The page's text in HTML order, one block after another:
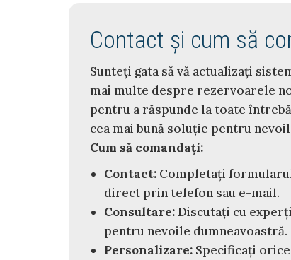
Contact și cum să
Sunteți gata să vă actualizați
mai multe despre rezervoarele
pentru a răspunde la toate
cea mai bună soluție pentru
Cum să comandați:
Contact: Completați
direct prin telefon sau e-mail.
Consultare:Discutați cu
pentru nevoile dumneavoastră.
Personalizare: Specificați